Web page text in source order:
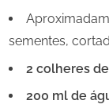
sementes,
2 colheres
200 ml de